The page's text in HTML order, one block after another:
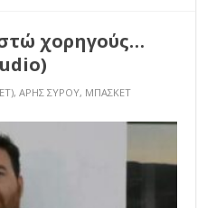
χορηγούς…
,ΑΡΗΣ ΣΥΡΟΥ, ΜΠΑΣΚΕΤ